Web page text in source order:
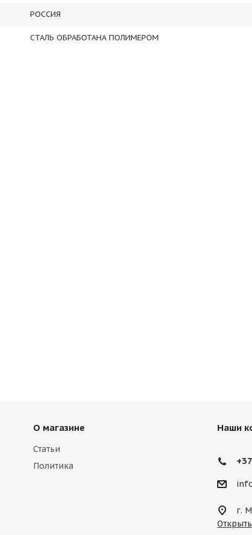
РОССИЯ
СТАЛЬ ОБРАБОТАНА ПОЛИМЕРОМ
О магазине
Статьи
Политика
Наши
г.